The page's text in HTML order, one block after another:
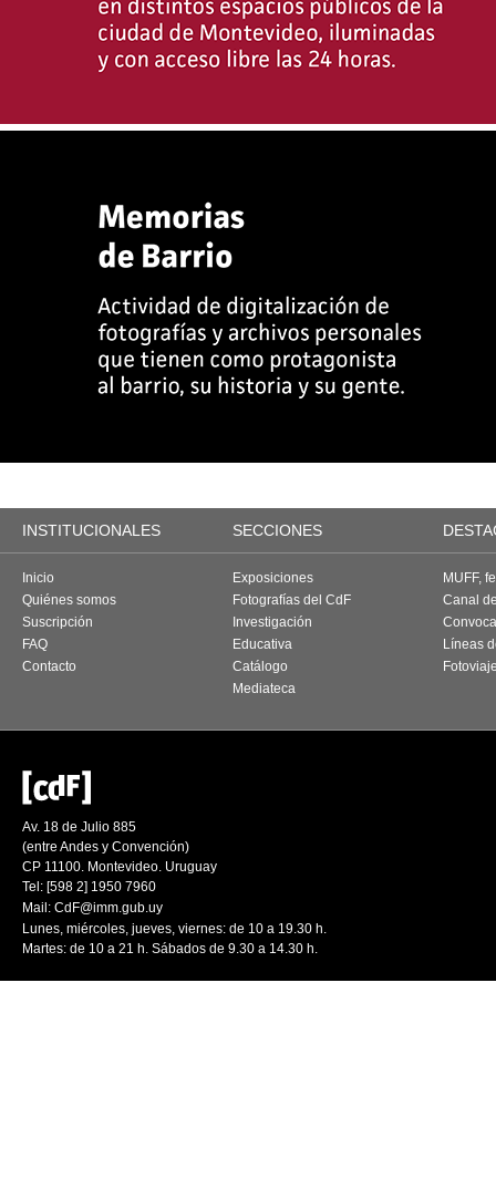
INSTITUCIONALES SECCIONES
Inicio
Quiénes somos
Suscripción
FAQ
Contacto
Exposiciones
Fotografías del CdF
Investigación
Educativa
Catálogo
Mediateca
MUFF,
Canal
Líneas
Av. 18 de Julio 885
(entre Andes y Convención)
CP 11100. Montevideo. Uruguay
Tel: [598 2] 1950 7960
Mail: CdF@imm.gub.uy
Lunes, miércoles, jueves, viernes: de 10 a 19.30 h.
Martes: de 10 a 21 h. Sábados de 9.30 a 14.30 h.